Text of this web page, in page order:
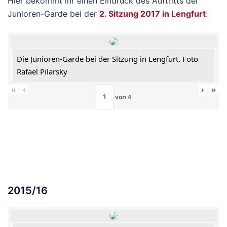
Junioren-Garde bei der 2. Sitzung 2017 in Lengfurt:
Die Junioren-Garde bei der Sitzung in Lengfurt. Foto
Rafael Pilarsky
«
‹
von 4
› »
2015/16